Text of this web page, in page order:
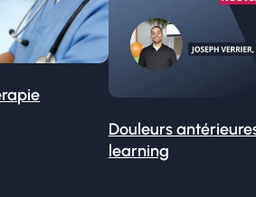
Douleurs
learning